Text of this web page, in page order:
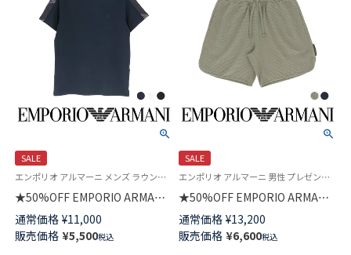
SALE
エンポリオ アルマーニ メンズ ラウンジウェア 父の日
★50%OFF EMPORIO ARMANI
TEXTURED LOGOBAND CREW
NECK T-SHIRT 半袖 Tシャツ
EUサイズ メンズ 54007737
通常価格 ¥11,000
販売価格 ¥5,500税込
SALE
エンポリオ アルマーニ 男性 プレゼント 紳士 ラウンジウェア
★50%OFF EMPORIO ARMANI
ハーフパンツ WAFFLE JERSEY
LOUNGEWEAR BERMUDA
SHORTS EUサイズ メンズ
通常価格 ¥13,200
販売価格 ¥6,600税込